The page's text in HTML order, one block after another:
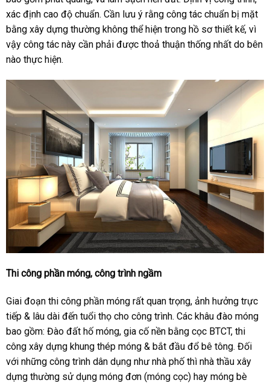
xác định cao độ chuẩn. Cần lưu ý rằng công tác chuẩn bị mặt
bằng xây dựng thường không thể hiện trong hồ sơ thiết kế, vì
vậy công tác này cần phải được thoả thuận thống nhất do bên
nào thực hiện.
Thi công phần móng, công trình ngầm
Giai đoạn thi công phần móng rất quan trọng, ảnh hưởng trực
tiếp & lâu dài đến tuổi thọ cho công trình. Các khâu đào móng
bao gồm: Đào đất hố móng, gia cố nền bằng cọc BTCT, thi
công xây dựng khung thép móng & bắt đầu đổ bê tông. Đối
với những công trình dân dụng như nhà phố thì nhà thầu xây
dựng thường sử dụng móng đơn (móng cọc) hay móng bè